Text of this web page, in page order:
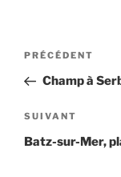
Navigation
l’article
Article
précédent
PRÉCÉDENT
Champ à
Article
suivant
SUIVANT
Batz-sur-Mer,